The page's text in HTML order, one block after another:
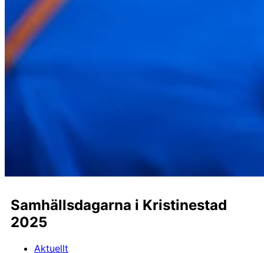
Sam­hälls­dagarna i Kristine­stad
2025
Aktuellt